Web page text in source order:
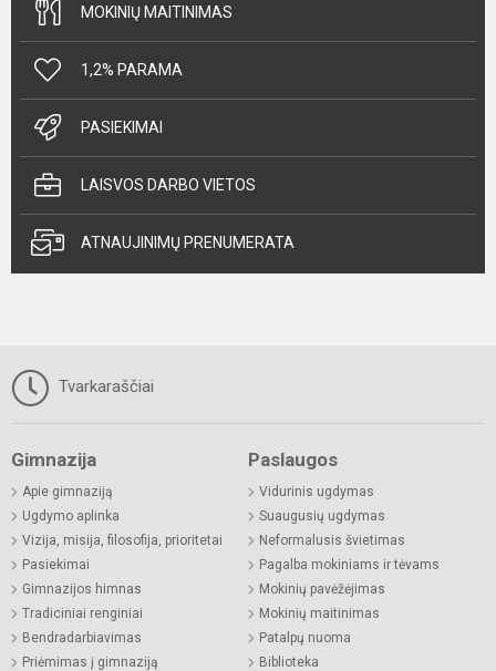
MOKINIŲ MAITINIMAS
1,2% PARAMA
PASIEKIMAI
LAISVOS DARBO VIETOS
ATNAUJINIMŲ PRENUMERATA
Tvarkaraščiai
Gimnazija
Apie gimnaziją
Ugdymo aplinka
Vizija, misija, filosofija, prioritetai
Pasiekimai
Gimnazijos himnas
Tradiciniai renginiai
Bendradarbiavimas
Priėmimas į gimnaziją
Paslaugos
Vidurinis ugdymas
Suaugusių ugdymas
Neformalusis švietimas
Pagalba mokiniams ir tėvams
Mokinių pavėžėjimas
Mokinių maitinimas
Patalpų nuoma
Biblioteka